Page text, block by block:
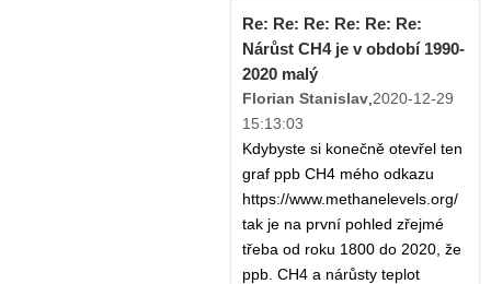
Re: Re: Re: Re: Re: Re:
Nárůst CH4 je v období 1990-
2020 malý
Florian Stanislav 2020-12-29
15:13:03
Kdybyste si konečně otevřel ten
graf ppb CH4 mého odkazu
https://www.methanelevels.org/
tak je na první pohled zřejmé
třeba od roku 1800 do 2020, že
ppb. CH4 a nárůsty teplot